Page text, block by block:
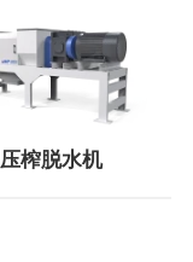
压榨脱水机